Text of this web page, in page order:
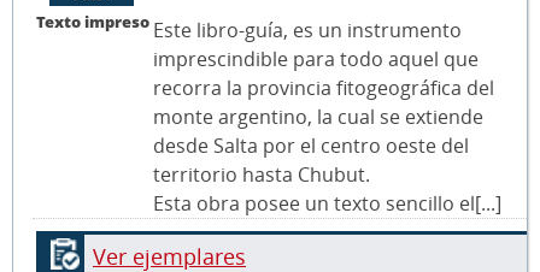
Texto impreso Este libro-guía, es un instrumento
imprescindible para todo aquel que
recorra la provincia fitogeográfica del
monte argentino, la cual se extiende
desde Salta por el centro oeste del
territorio hasta Chubut.
Esta obra posee un texto sencillo el[...]
Ver ejemplares